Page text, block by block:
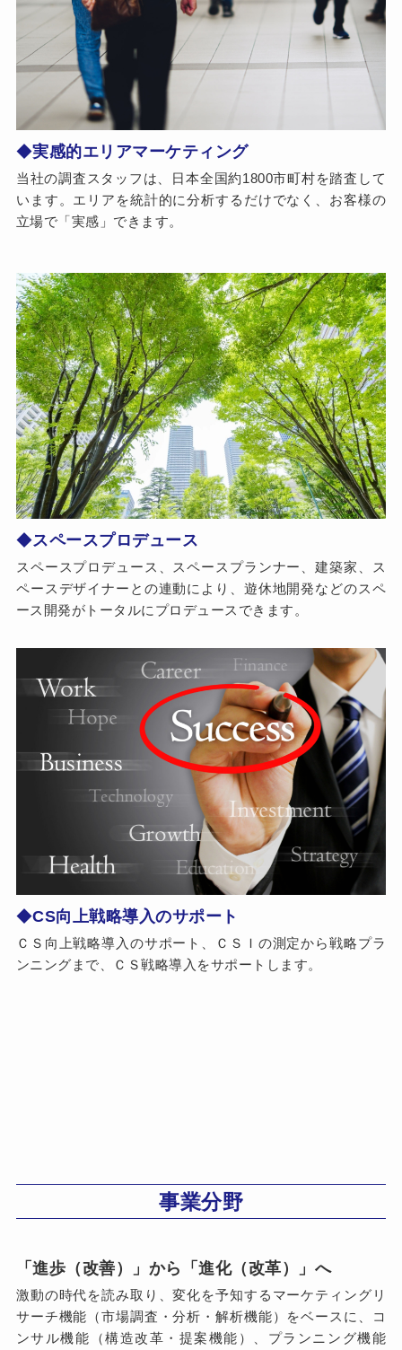
◆実感的エリアマーケティング
当社の調査スタッフは、日本全国約1800市町村を踏査して
います。エリアを統計的に分析するだけでなく、お客様の
立場で「実感」できます。
◆スペースプロデュース
スペースプロデュース、スペースプランナー、建築家、ス
ペースデザイナーとの連動により、遊休地開発などのスペ
ース開発がトータルにプロデュースできます。
◆CS向上戦略導入のサポート
ＣＳ向上戦略導入のサポート、ＣＳＩの測定から戦略プラ
ンニングまで、ＣＳ戦略導入をサポートします。
事業分野
「進歩（改善）」から「進化（改革）」へ
激動の時代を読み取り、変化を予知するマーケティングリ
サーチ機能（市場調査・分析・解析機能）をベースに、コ
ンサル機能（構造改革・提案機能）、プランニング機能